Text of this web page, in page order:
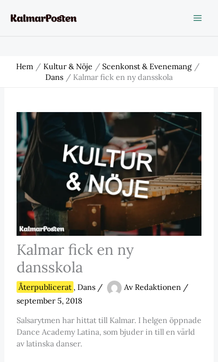
Hem Kultur & Nöje
Scenkonst & Evenemang
Dans
Kalmar fick en ny dansskola
Kalmar fick en ny
dansskola
Återpublicerat , Dans/ Av Redaktionen /
september 5, 2018
Salsarytmen har hittat till Kalmar. I helgen öppnade
Dance Academy Latina, som bjuder in till en värld
av latinska danser.